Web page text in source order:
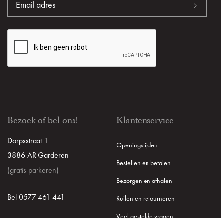
Bezoek of bel ons!
Dorpsstraat 1
3886 AR Garderen
(gratis parkeren)
Bel 0577 461 441
Klantenservice
Openingstijden
Bestellen en betalen
Bezorgen en afhalen
Ruilen en retourneren